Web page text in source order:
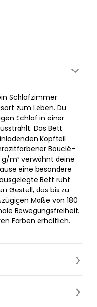
Schlafzimmer
zum Leben. Du
Schlaf in einer
Das Bett
Kopfteil
Bouclé-
m² verwöhnt deine
eine besondere
Bett ruht
Gestell, das bis zu
Maße von 180
Bewegungsfreiheit.
Farben erhältlich.